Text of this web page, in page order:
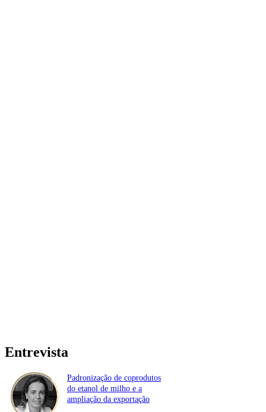
Entrevista
Padronização de coprodutos
do etanol de milho e a
ampliação da exportação